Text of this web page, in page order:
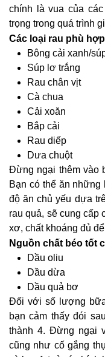
chính là vua của
trọng trong quá trình
Các loại rau phù
Bông cải xanh/
Súp lơ trắng
Rau chân vịt
Cà chua
Cải xoăn
Bắp cải
Rau diếp
Dưa chuột
Đừng ngại thêm vào
Bạn có thể ăn
độ ăn chủ yếu dựa
rau quả, sẽ cung cấp
xơ, chất khoáng đủ
Nguồn chất béo tốt
Dầu oliu
Dầu dừa
Dầu quả bơ
Đối với số lượng
bạn cảm thấy đói
thành 4. Đừng ngại
cũng như cố gắng